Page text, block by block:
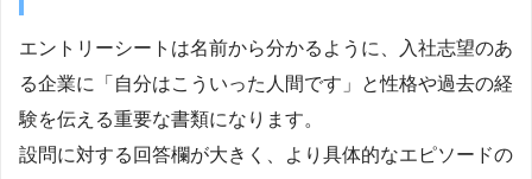
エントリーシートは名前から分かるように、入社志望のあ
る企業に「自分はこういった人間です」と性格や過去の経
験を伝える重要な書類になります。
設問に対する回答欄が大きく、より具体的なエピソードの